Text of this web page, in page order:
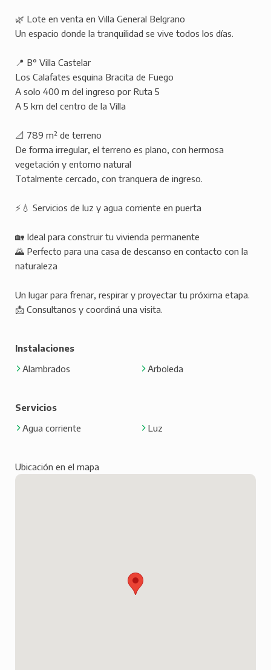
🌿 Lote en venta en Villa General Belgrano
Un espacio donde la tranquilidad se vive todos los días.
📍 B° Villa Castelar
Los Calafates esquina Bracita de Fuego
A solo 400 m del ingreso por Ruta 5
A 5 km del centro de la Villa
📐 789 m² de terreno
De forma irregular, el terreno es plano, con hermosa
vegetación y entorno natural
Totalmente cercado, con tranquera de ingreso.
⚡💧 Servicios de luz y agua corriente en puerta
🏡 Ideal para construir tu vivienda permanente
🌄 Perfecto para una casa de descanso en contacto con la
naturaleza
Un lugar para frenar, respirar y proyectar tu próxima etapa.
📩 Consultanos y coordiná una visita.
Instalaciones
Alambrados
Arboleda
Servicios
Agua corriente
Luz
Ubicación en el mapa